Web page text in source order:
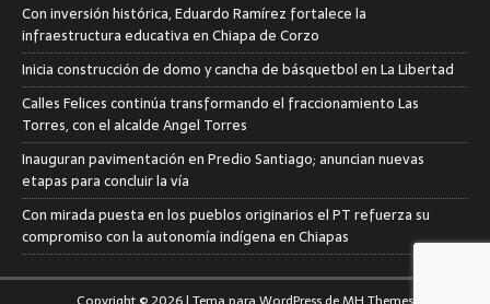
Con inversión histórica, Eduardo Ramírez fortalece la
infraestructura educativa en Chiapa de Corzo
Inicia construcción de domo y cancha de básquetbol en La Libertad
Calles Felices continúa transformando el fraccionamiento Las
Torres, con el alcalde Angel Torres
Inauguran pavimentación en Predio Santiago; anuncian nuevas
etapas para concluir la vía
Con mirada puesta en los pueblos originarios el PT refuerza su
compromiso con la autonomía indígena en Chiapas